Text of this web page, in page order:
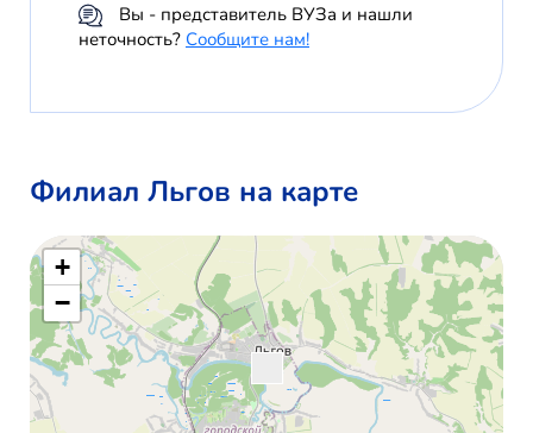
Вы - представитель ВУЗа и нашли
неточность? Сообщите нам!
Филиал Льгов на карте
+
−